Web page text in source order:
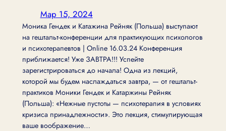
Мар 15, 2024
Моника Гендек и Катажина Рейняк (Польша) выступают
на гештальт-конференции для практикующих психологов
и психотерапевтов | Online 16.03.24 Конференция
приближается! Уже ЗАВТРА!!! Успейте
зарегистрироваться до начала! Одна из лекций,
которой мы будем наслаждаться завтра, — от гештальт-
практиков Моники Гендек и Катаржины Рейняк
(Польша): «Нежные пустоты — психотерапия в условиях
кризиса принадлежности». Это лекция, стимулирующая
ваше воображение…